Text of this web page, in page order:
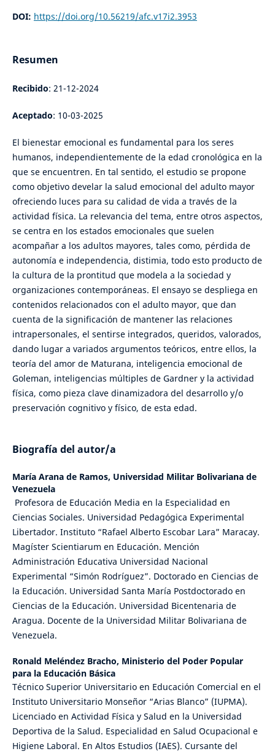
DOI: https://doi.org/10.56219/afc.v17i2.3953
Resumen
Recibido: 21-12-2024
Aceptado: 10-03-2025
El bienestar emocional es fundamental para los seres
humanos, independientemente de la edad cronológica en la
que se encuentren. En tal sentido, el estudio se propone
como objetivo develar la salud emocional del adulto mayor
ofreciendo luces para su calidad de vida a través de la
actividad física. La relevancia del tema, entre otros aspectos,
se centra en los estados emocionales que suelen
acompañar a los adultos mayores, tales como, pérdida de
autonomía e independencia, distimia, todo esto producto de
la cultura de la prontitud que modela a la sociedad y
organizaciones contemporáneas. El ensayo se despliega en
contenidos relacionados con el adulto mayor, que dan
cuenta de la significación de mantener las relaciones
intrapersonales, el sentirse integrados, queridos, valorados,
dando lugar a variados argumentos teóricos, entre ellos, la
teoría del amor de Maturana, inteligencia emocional de
Goleman, inteligencias múltiples de Gardner y la actividad
física, como pieza clave dinamizadora del desarrollo y/o
preservación cognitivo y físico, de esta edad.
Biografía del autor/a
María Arana de Ramos, Universidad Militar Bolivariana de
Venezuela
Profesora de Educación Media en la Especialidad en
Ciencias Sociales. Universidad Pedagógica Experimental
Libertador. Instituto “Rafael Alberto Escobar Lara” Maracay.
Magíster Scientiarum en Educación. Mención
Administración Educativa Universidad Nacional
Experimental “Simón Rodríguez”. Doctorado en Ciencias de
la Educación. Universidad Santa María Postdoctorado en
Ciencias de la Educación. Universidad Bicentenaria de
Aragua. Docente de la Universidad Militar Bolivariana de
Venezuela.
Ronald Meléndez Bracho, Ministerio del Poder Popular
para la Educación Básica
Técnico Superior Universitario en Educación Comercial en el
Instituto Universitario Monseñor “Arias Blanco” (IUPMA).
Licenciado en Actividad Física y Salud en la Universidad
Deportiva de la Salud. Especialidad en Salud Ocupacional e
Higiene Laboral. En Altos Estudios (IAES). Cursante del